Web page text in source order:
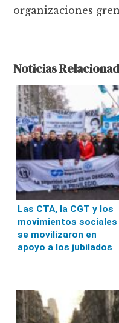
organizaciones
Noticias
Las CTA, la CGT y los
movimientos sociales
se movilizaron en
apoyo a los jubilados